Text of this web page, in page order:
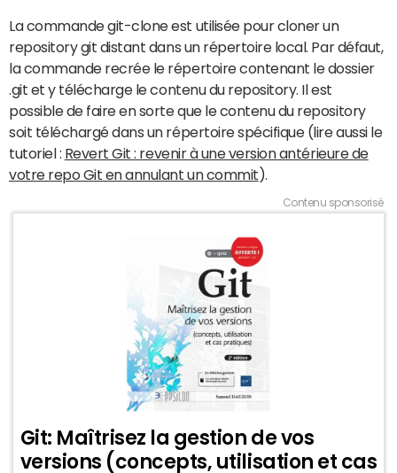
La commande git-clone est utilisée pour cloner un
repository git distant dans un répertoire local. Par défaut,
la commande recrée le répertoire contenant le dossier
.git et y télécharge le contenu du repository. Il est
possible de faire en sorte que le contenu du repository
soit téléchargé dans un répertoire spécifique (lire aussi le
tutoriel : Revert Git : revenir à une version antérieure de
votre repo Git en annulant un commit ).
Contenu sponsorisé
Git: Maîtrisez la gestion de vos
versions (concepts, utilisation et cas